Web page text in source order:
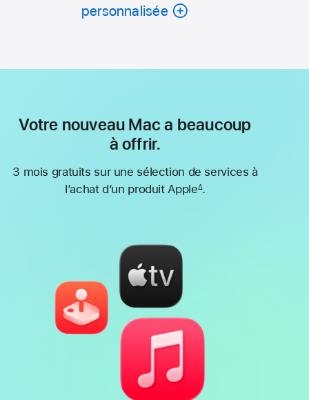
personnalisée
Votre nouveau Mac a beaucoup
à offrir.
3 mois gratuits sur une sélection de services à
l’achat d’un produit Apple∆.